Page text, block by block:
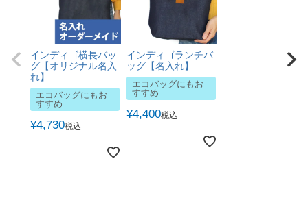
インディゴ横長バッ
グ【オリジナル名入
れ】
エコバッグにもお
すすめ
¥4,730税込
インディゴランチバ
ッグ【名入れ】
エコバッグにもお
すすめ
¥4,400税込